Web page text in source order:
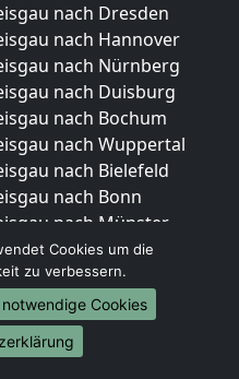
nach Dresden
nach Hannover
nach Nürnberg
nach Duisburg
nach Bochum
nach Wuppertal
nach Bielefeld
nach Bonn
nach Münster
nach Brasilien
nach Brunei
Cookies um die
zu verbessern.
Cookies